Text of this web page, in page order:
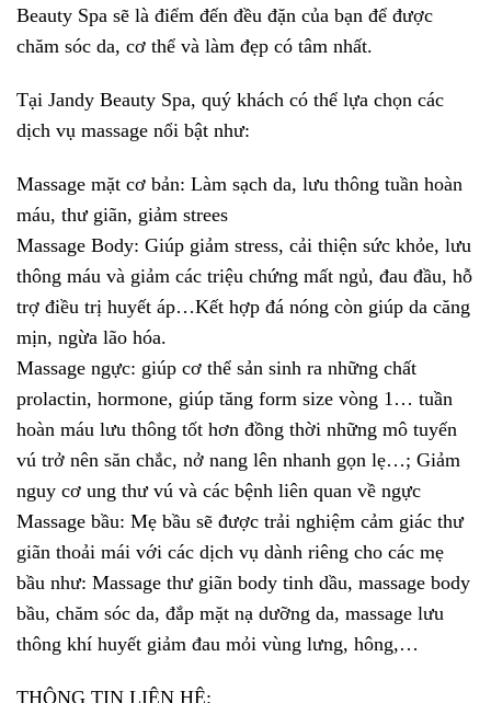
Beauty Spa sẽ là điểm đến đều đặn của bạn để được
chăm sóc da, cơ thể và làm đẹp có tâm nhất.
Tại Jandy Beauty Spa, quý khách có thể lựa chọn các
dịch vụ massage nổi bật như:
Massage mặt cơ bản: Làm sạch da, lưu thông tuần hoàn
máu, thư giãn, giảm strees
Massage Body: Giúp giảm stress, cải thiện sức khỏe, lưu
thông máu và giảm các triệu chứng mất ngủ, đau đầu, hỗ
trợ điều trị huyết áp…Kết hợp đá nóng còn giúp da căng
mịn, ngừa lão hóa.
Massage ngực: giúp cơ thể sản sinh ra những chất
prolactin, hormone, giúp tăng form size vòng 1… tuần
hoàn máu lưu thông tốt hơn đồng thời những mô tuyến
vú trở nên săn chắc, nở nang lên nhanh gọn lẹ…; Giảm
nguy cơ ung thư vú và các bệnh liên quan về ngực
Massage bầu: Mẹ bầu sẽ được trải nghiệm cảm giác thư
giãn thoải mái với các dịch vụ dành riêng cho các mẹ
bầu như: Massage thư giãn body tinh dầu, massage body
bầu, chăm sóc da, đắp mặt nạ dưỡng da, massage lưu
thông khí huyết giảm đau mỏi vùng lưng, hông,…
THÔNG TIN LIÊN HỆ: